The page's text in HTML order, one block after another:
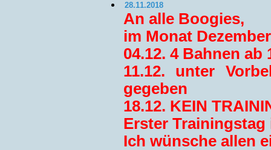
28.11.2018
An alle Boogies,
im Monat
04.12. 4 Bahnen ab
11.12. unter
gegeben
18.12. KEIN
Erster Trainingstag
Ich wünsche allen